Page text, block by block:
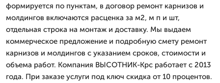
формируется по пунктам, в договор ремонт карнизов и
молдингов включаются расценка за м2, м п и шт,
отдельная строка на монтаж и доставку. Мы выдаем
коммерческое предложение и подробную смету ремонт
карнизов и молдингов с указанием сроков, стоимости и
объема работ. Компания ВЫСОТНИК-Крс работает с 2013
года. При заказе услуги под ключ скидка от 10 процентов.